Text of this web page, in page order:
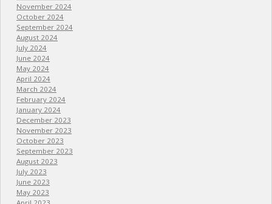
November 2024
October 2024
September 2024
August 2024
July 2024
June 2024
May 2024
April 2024
March 2024
February 2024
January 2024
December 2023
November 2023
October 2023
September 2023
August 2023
July 2023
June 2023
May 2023